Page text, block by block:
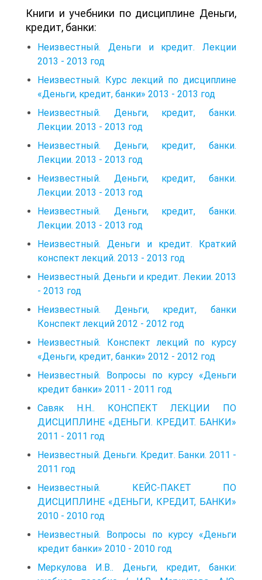
Книги и учебники по дисциплине Деньги,
кредит, банки:
Неизвестный. Деньги и кредит. Лекции
2013 - 2013 год
Неизвестный. Курс лекций по дисциплине
«Деньги, кредит, банки» 2013 - 2013 год
Неизвестный. Деньги, кредит, банки.
Лекции. 2013 - 2013 год
Неизвестный. Деньги, кредит, банки.
Лекции. 2013 - 2013 год
Неизвестный. Деньги, кредит, банки.
Лекции. 2013 - 2013 год
Неизвестный. Деньги, кредит, банки.
Лекции. 2013 - 2013 год
Неизвестный. Деньги и кредит. Краткий
конспект лекций. 2013 - 2013 год
Неизвестный. Деньги и кредит. Лекии. 2013
- 2013 год
Неизвестный. Деньги, кредит, банки
Конспект лекций 2012 - 2012 год
Неизвестный. Конспект лекций по курсу
«Деньги, кредит, банки» 2012 - 2012 год
Неизвестный. Вопросы по курсу «Деньги
кредит банки» 2011 - 2011 год
Савяк Н.Н.. КОНСПЕКТ ЛЕКЦИИ ПО
ДИСЦИПЛИНЕ «ДЕНЬГИ. КРЕДИТ. БАНКИ»
2011 - 2011 год
Неизвестный. Деньги. Кредит. Банки. 2011 -
2011 год
Неизвестный. КЕЙС-ПАКЕТ ПО
ДИСЦИПЛИНЕ «ДЕНЬГИ, КРЕДИТ, БАНКИ»
2010 - 2010 год
Неизвестный. Вопросы по курсу «Деньги
кредит банки» 2010 - 2010 год
Меркулова И.В.. Деньги, кредит, банки: